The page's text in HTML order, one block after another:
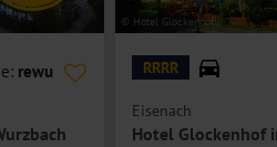
rewu
© Hotel Glockenhof
RRRR
Eisenach
Hotel Glockenhof